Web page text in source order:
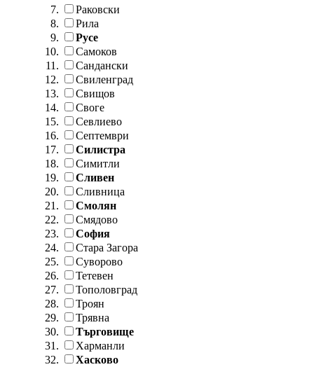
Раковски
Рила
Русе
Самоков
Сандански
Свиленград
Свищов
Своге
Севлиево
Септември
Силистра
Симитли
Сливен
Сливница
Смолян
Смядово
София
Стара Загора
Суворово
Тетевен
Тополовград
Троян
Трявна
Търговище
Харманли
Хасково